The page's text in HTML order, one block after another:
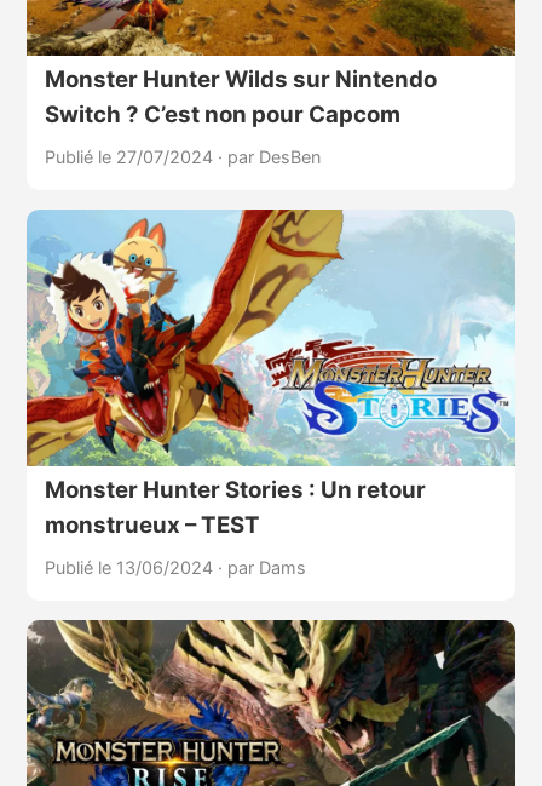
Monster Hunter Wilds sur Nintendo
Switch ? C’est non pour Capcom
Publié le 27/07/2024 · par DesBen
Monster Hunter Stories : Un retour
monstrueux – TEST
Publié le 13/06/2024 · par Dams